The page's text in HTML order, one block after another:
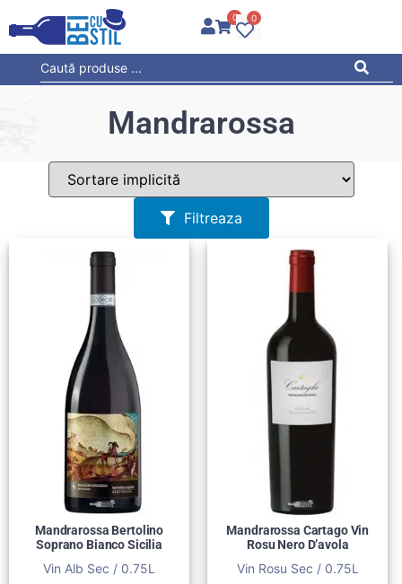
0 0
Mandrarossa
Filtreaza
Mandrarossa Bertolino
Soprano Bianco Sicilia
Vin Alb Sec / 0.75L
Mandrarossa Cartago Vin
Rosu Nero D’avola
Vin Rosu Sec / 0.75L